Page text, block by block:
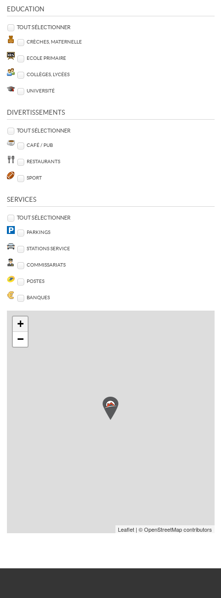
EDUCATION
TOUT SÉLECTIONNER
CRÈCHES, MATERNELLE
ECOLE PRIMAIRE
COLLÈGES, LYCÉES
UNIVERSITÉ
DIVERTISSEMENTS
TOUT SÉLECTIONNER
CAFÉ / PUB
RESTAURANTS
SPORT
SERVICES
TOUT SÉLECTIONNER
PARKINGS
STATIONS SERVICE
COMMISSARIATS
POSTES
BANQUES
+
−
Leaflet| © OpenStreetMap contributors